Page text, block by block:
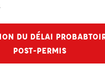
DU DÉLAI
POST-PERMIS